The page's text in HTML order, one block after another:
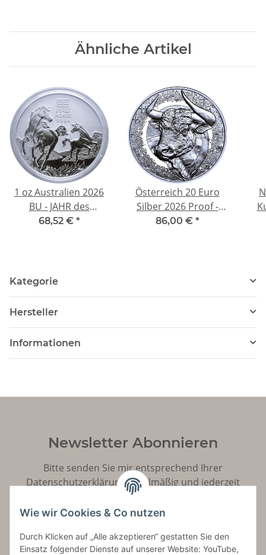
Ähnliche Artikel
1 oz Australien 2026
BU - JAHR des
PFERDES / Year of the
Horse
68,52 € *
Österreich 20 Euro
Silber 2026 Proof -
STIER mit Bernstein-
86,00 € *
Kategorie
Hersteller
Informationen
Newsletter Abonnieren
Bitte senden Sie mir entsprechend Ihrer
Datenschutzerklärungregelmäßig und jederzeit
widerruflich Informationen zu Ihrem Produktsortiment
per E-Mail zu.
Abonnieren
Wie wir Cookies & Co nutzen
Durch Klicken auf „Alle akzeptieren“ gestatten Sie den
Einsatz folgender Dienste auf unserer Website: YouTube,